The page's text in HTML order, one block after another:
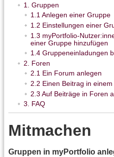
1. Gruppen
1.1 Anlegen einer Gruppe
1.2 Einstellungen einer
1.3 myPortfolio-
einer Gruppe hinzufügen
1.4 Gruppeneinladungen
2. Foren
2.1 Ein Forum anlegen
2.2 Einen Beitrag in
2.3 Auf Beiträge in Foren
3. FAQ
Mitmachen
Gruppen in myPortfolio